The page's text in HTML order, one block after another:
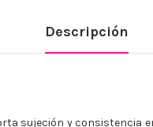
Descripción
sujeción y consistencia